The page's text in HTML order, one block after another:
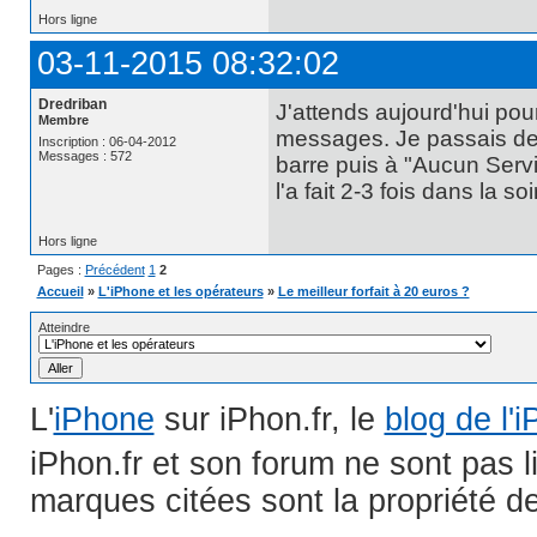
Hors ligne
03-11-2015 08:32:02
Dredriban
Membre
Inscription : 06-04-2012
Messages : 572
J'attends aujourd'hui
messages. Je passais
barre puis à "Aucun
l'a fait 2-3 fois dans la
Hors ligne
Pages : Précédent 1 2
Accueil » L'iPhone et les opérateurs » Le meilleur forfait à 20 euros ?
Atteindre
L'iPhone sur iPhon.fr, le blog de
iPhon.fr et son forum ne sont pas
marques citées sont la propriété